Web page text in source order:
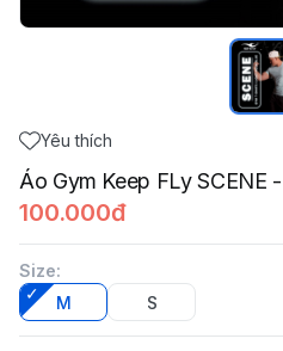
Yêu thích
Áo Gym Keep FLy SCENE
100.000đ
Size:
M
S